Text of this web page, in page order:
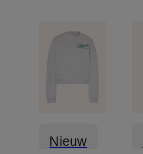
Nieuw